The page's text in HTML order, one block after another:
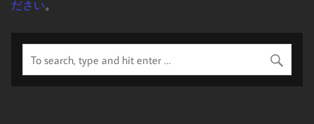
ださい。